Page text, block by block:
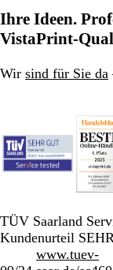
Ihre Ideen.
VistaPrint-
Wir sind für Sie da
TÜV Saarland
Kundenurteil
www.tuev-